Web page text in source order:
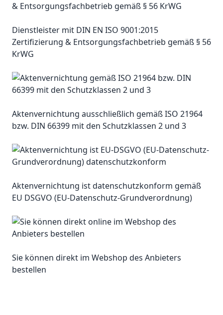
Dienstleister mit DIN EN ISO 9001:2015
Zertifizierung & Entsorgungsfachbetrieb gemäß § 56
KrWG
Aktenvernichtung ausschließlich gemäß ISO 21964
bzw. DIN 66399 mit den Schutzklassen 2 und 3
Aktenvernichtung ist datenschutzkonform gemäß
EU DSGVO (EU-Datenschutz-Grundverordnung)
Sie können direkt im Webshop des Anbieters
bestellen